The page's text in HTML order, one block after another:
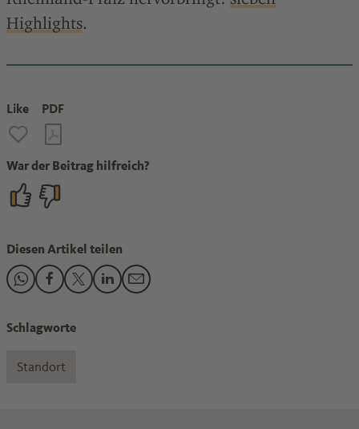
Highlights.
Like PDF
War der Beitrag hilfreich?
Diesen Artikel teilen
Den Beitrag "VCI mahnt mehr Geld für Forschung an" teilen
Den Beitrag "VCI mahnt mehr Geld für Forschung an"
Den Beitrag "VCI mahnt mehr Geld für
Den Beitrag "VCI mahnt mehr Geld für
Den Beitrag "VCI mahnt mehr Geld für
Schlagworte
Standort